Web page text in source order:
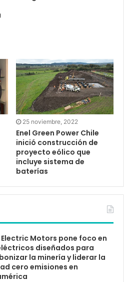
25 noviembre, 2022
Enel Green Power Chile
inició construcción de
proyecto eólico que
incluye sistema de
baterías
Electric Motors pone foco en
diseñados para
la minería y liderar la
cero emisiones en